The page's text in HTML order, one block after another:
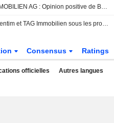
TAG IMMOBILIEN AG : Opinion positive de Bernstein
CTS Eventim et TAG Immobilien sous les projecteurs : Bernstein en fait ses "Top Picks"
Consensus Ratings
officielles Autres langues